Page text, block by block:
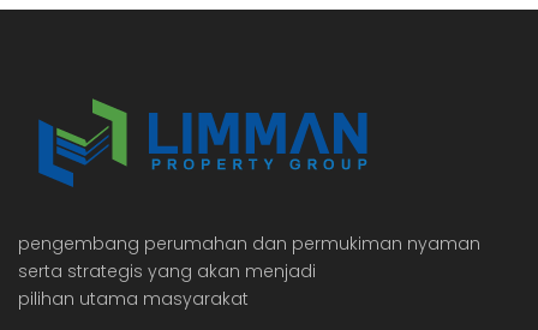
pengembang perumahan dan permukiman nyaman
serta strategis yang akan menjadi
pilihan utama masyarakat